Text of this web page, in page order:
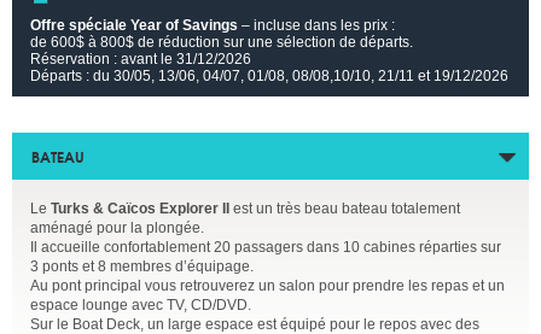
Offre spéciale Year of Savings – incluse dans les prix :
de 600$ à 800$ de réduction sur une sélection de départs.
Réservation : avant le 31/12/2026
Départs : du 30/05, 13/06, 04/07, 01/08, 08/08,10/10, 21/11 et 19/12/2026
BATEAU
Le Turks & Caïcos Explorer II est un très beau bateau totalement
aménagé pour la plongée.
Il accueille confortablement 20 passagers dans 10 cabines réparties sur
3 ponts et 8 membres d’équipage.
Au pont principal vous retrouverez un salon pour prendre les repas et un
espace lounge avec TV, CD/DVD.
Sur le Boat Deck, un large espace est équipé pour le repos avec des